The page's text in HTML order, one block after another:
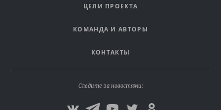
ЦЕЛИ ПРОЕКТА
КОМАНДА И АВТОРЫ
КОНТАКТЫ
Следите за новостями: